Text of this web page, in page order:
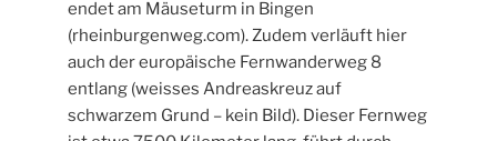
endet am Mäuseturm in Bingen
(rheinburgenweg.com). Zudem verläuft hier
auch der europäische Fernwanderweg 8
entlang (weisses Andreaskreuz auf
schwarzem Grund – kein Bild). Dieser Fernweg